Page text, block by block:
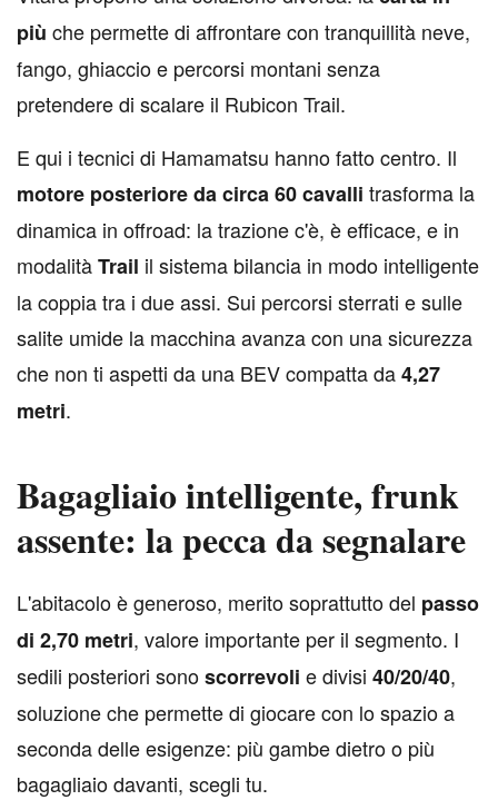
più che permette di affrontare con tranquillità neve,
fango, ghiaccio e percorsi montani senza
pretendere di scalare il Rubicon Trail.
E qui i tecnici di Hamamatsu hanno fatto centro. Il
motore posteriore da circa 60 cavalli trasforma la
dinamica in offroad: la trazione c'è, è efficace, e in
modalitàTrail il sistema bilancia in modo intelligente
la coppia tra i due assi. Sui percorsi sterrati e sulle
salite umide la macchina avanza con una sicurezza
che non ti aspetti da una BEV compatta da4,27
metri.
Bagagliaio intelligente, frunk
assente: la pecca da segnalare
L'abitacolo è generoso, merito soprattutto del passo
di 2,70 metri, valore importante per il segmento. I
sedili posteriori sonoscorrevoli e divisi 40/20/40,
soluzione che permette di giocare con lo spazio a
seconda delle esigenze: più gambe dietro o più
bagagliaio davanti, scegli tu.